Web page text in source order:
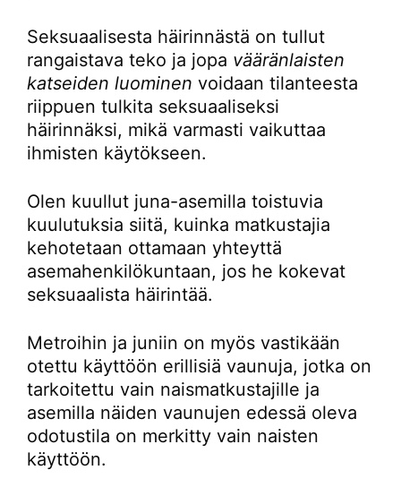
Seksuaalisesta häirinnästä on tullut
rangaistava teko ja jopa vääränlaisten
katseiden luominen voidaan tilanteesta
riippuen tulkita seksuaaliseksi
häirinnäksi, mikä varmasti vaikuttaa
ihmisten käytökseen.
Olen kuullut juna-asemilla toistuvia
kuulutuksia siitä, kuinka matkustajia
kehotetaan ottamaan yhteyttä
asemahenkilökuntaan, jos he kokevat
seksuaalista häirintää.
Metroihin ja juniin on myös vastikään
otettu käyttöön erillisiä vaunuja, jotka on
tarkoitettu vain naismatkustajille ja
asemilla näiden vaunujen edessä oleva
odotustila on merkitty vain naisten
käyttöön.